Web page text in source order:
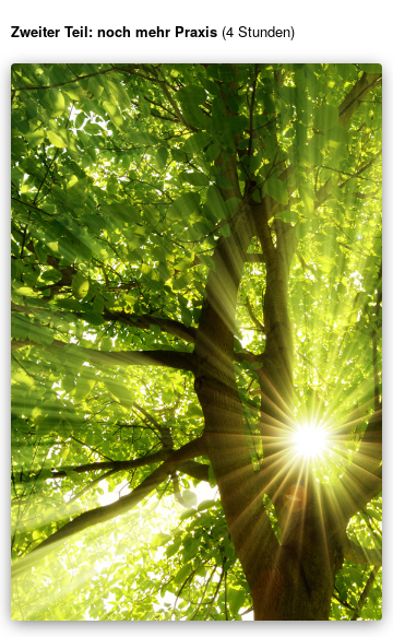
Zweiter Teil: noch mehr Praxis (4 Stunden)